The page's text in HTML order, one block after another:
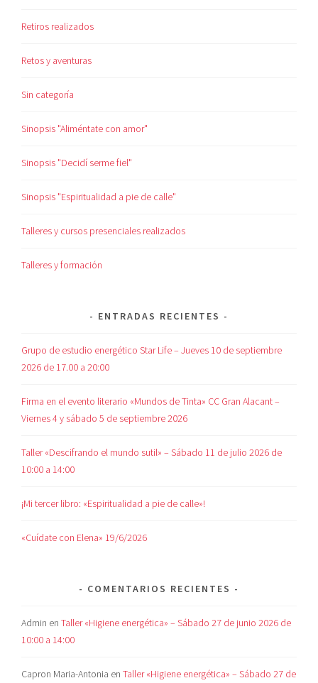
Retiros realizados
Retos y aventuras
Sin categoría
Sinopsis "Aliméntate con amor"
Sinopsis "Decidí serme fiel"
Sinopsis "Espiritualidad a pie de calle"
Talleres y cursos presenciales realizados
Talleres y formación
ENTRADAS RECIENTES
Grupo de estudio energético Star Life – Jueves 10 de septiembre
2026 de 17.00 a 20:00
Firma en el evento literario «Mundos de Tinta» CC Gran Alacant –
Viernes 4 y sábado 5 de septiembre 2026
Taller «Descifrando el mundo sutil» – Sábado 11 de julio 2026 de
10:00 a 14:00
¡Mi tercer libro: «Espiritualidad a pie de calle»!
«Cuídate con Elena» 19/6/2026
COMENTARIOS RECIENTES
Admin enTaller «Higiene energética» – Sábado 27 de junio 2026 de
10:00 a 14:00
Capron Maria-Antonia enTaller «Higiene energética» – Sábado 27 de